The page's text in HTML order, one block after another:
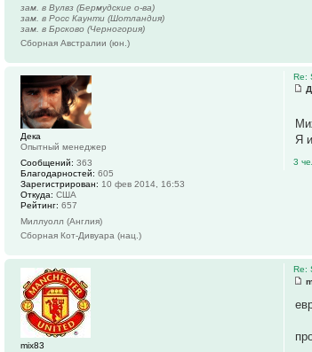
зам. в Вулвз (Бермудские о-ва)
зам. в Росс Каунти (Шотландия)
зам. в Брсково (Черногория)
Сборная Австралии (юн.)
Re:
Я
3
Дека
Опытный менеджер
Сообщений: 363
Благодарностей: 605
Зарегистрирован: 10 фев 2014, 16:53
Откуда: США
Рейтинг: 657
Миллуолл (Англия)
Сборная Кот-Дивуара (нац.)
Re:
mix83